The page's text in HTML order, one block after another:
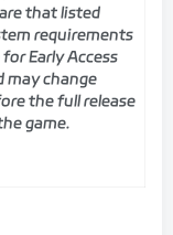
that listed
requirements
for Early Access
may change
the full release
game.